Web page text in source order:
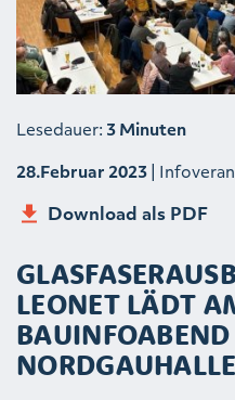
Lesedauer: 3 Minuten
28.Februar 2023|
Download als PDF
LEONET LÄDT
NORDGAUHALLE